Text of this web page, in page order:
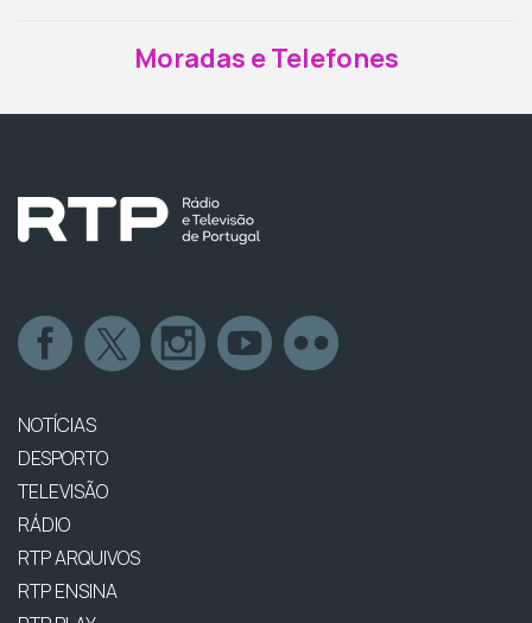
Moradas e Telefones
NOTÍCIAS
DESPORTO
TELEVISÃO
RÁDIO
RTP ARQUIVOS
RTP ENSINA